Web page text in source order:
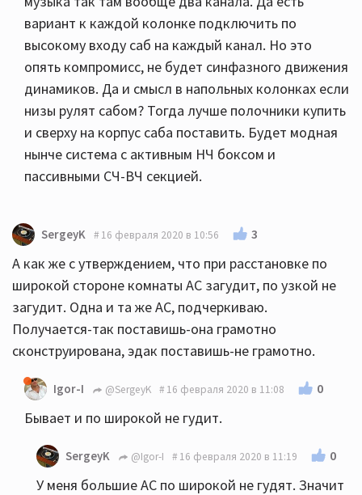
вариант к каждой колонке подключить по
высокому входу саб на каждый канал. Но это
опять компромисс, не будет синфазного движения
динамиков. Да и смысл в напольных колонках если
низы рулят сабом? Тогда лучше полочники купить
и сверху на корпус саба поставить. Будет модная
нынче система с активным НЧ боксом и
пассивными СЧ-ВЧ секцией.
SergeyK 16 февраля 2020 в 10:56 3
А как же с утверждением, что при расстановке по
широкой стороне комнаты АС загудит, по узкой не
загудит. Одна и та же АС, подчеркиваю.
Получается-так поставишь-она грамотно
сконструирована, эдак поставишь-не грамотно.
Igor-I @SergeyK 16 февраля 2020 в 11:08 0
Бывает и по широкой не гудит.
SergeyK @Igor-I 16 февраля 2020 в 11:19 0
У меня большие АС по широкой не гудят. Значит